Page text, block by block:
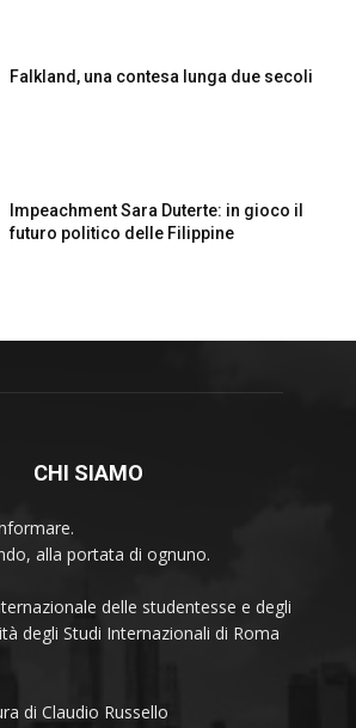
Falkland, una contesa lunga due secoli
Impeachment Sara Duterte: in gioco il
futuro politico delle Filippine
CHI SIAMO
alla portata di ognuno.
delle studentesse e degli
degli Studi Internazionali di Roma
di Claudio Russello